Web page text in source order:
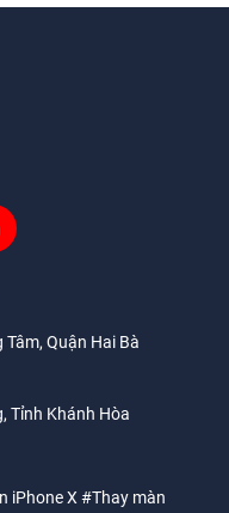
Quận Hai Bà
Tỉnh Khánh Hòa
iPhone X #Thay màn